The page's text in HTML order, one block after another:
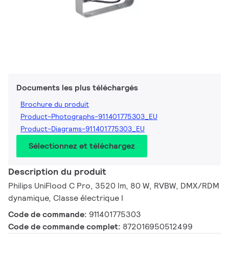
Documents les plus téléchargés
Brochure du produit
Product-Photographs-911401775303_EU
Product-Diagrams-911401775303_EU
Sélectionnez et téléchargez
Description du produit
Philips UniFlood C Pro, 3520 lm, 80 W, RVBW, DMX/RDM
dynamique, Classe électrique I
Code de commande: 911401775303
Code de commande complet: 872016950512499